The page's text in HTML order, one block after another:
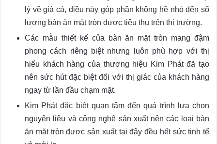
lý về giá cả, điều này góp phần không hề nhỏ đến số
lượng bàn ăn mặt tròn được tiêu thụ trên thị trường.
Các mẫu thiết kế của bàn ăn mặt tròn mang đậm
phong cách riêng biệt nhưng luôn phù hợp với thị
hiếu khách hàng của thương hiệu Kim Phát đã tạo
nên sức hút đặc biệt đối với thị giác của khách hàng
ngay từ lần đầu chạm mặt.
Kim Phát đặc biệt quan tâm đến quá trình lựa chọn
nguyên liệu và công nghệ sản xuất nên các loại bàn
ăn mặt tròn được sản xuất tại đây đều hết sức tinh tế